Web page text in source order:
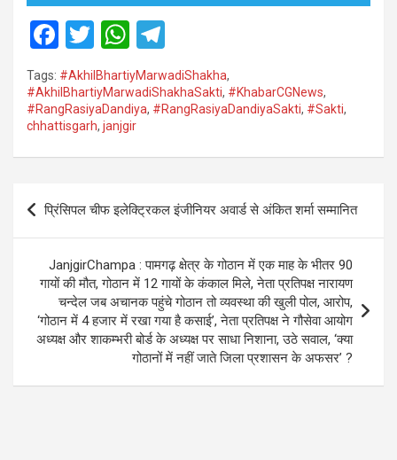
F
a
ce
b
o
k
T
wi
tt
er
W
h
at
s
A
p
el
e
gr
a
Tags: #AkhilBhartiyMarwadiShakha,
#AkhilBhartiyMarwadiShakhaSakti, #KhabarCGNews,
#RangRasiyaDandiya, #RangRasiyaDandiyaSakti, #Sakti,
chhattisgarh, janjgir
Post
navigation
प्रिंसिपल चीफ इलेक्ट्रिकल इंजीनियर अवार्ड से अंकित शर्मा सम्मानित
JanjgirChampa : पामगढ़ क्षेत्र के गोठान में एक माह के भीतर 90
गायों की मौत, गोठान में 12 गायों के कंकाल मिले, नेता प्रतिपक्ष नारायण
चन्देल जब अचानक पहुंचे गोठान तो व्यवस्था की खुली पोल, आरोप,
‘गोठान में 4 हजार में रखा गया है कसाई’, नेता प्रतिपक्ष ने गौसेवा आयोग
अध्यक्ष और शाकम्भरी बोर्ड के अध्यक्ष पर साधा निशाना, उठे सवाल, ‘क्या
गोठानों में नहीं जाते जिला प्रशासन के अफसर’ ?